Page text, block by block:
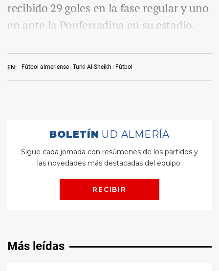
EN: Fútbol almeriense Turki Al-Sheikh Fútbol
recibido 29 goles en la fase regular y uno
en ante la Ponferradina en su estadio.
Más leídas